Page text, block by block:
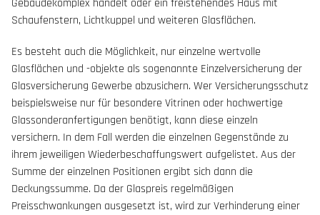
Gebäudekomplex handelt oder ein freistehendes Haus mit
Schaufenstern, Lichtkuppel und weiteren Glasflächen.
Es besteht auch die Möglichkeit, nur einzelne wertvolle
Glasflächen und -objekte als sogenannte Einzelversicherung der
Glasversicherung Gewerbe abzusichern. Wer Versicherungsschutz
beispielsweise nur für besondere Vitrinen oder hochwertige
Glassonderanfertigungen benötigt, kann diese einzeln
versichern. In dem Fall werden die einzelnen Gegenstände zu
ihrem jeweiligen Wiederbeschaffungswert aufgelistet. Aus der
Summe der einzelnen Positionen ergibt sich dann die
Deckungssumme. Da der Glaspreis regelmäßigen
Preisschwankungen ausgesetzt ist, wird zur Verhinderung einer